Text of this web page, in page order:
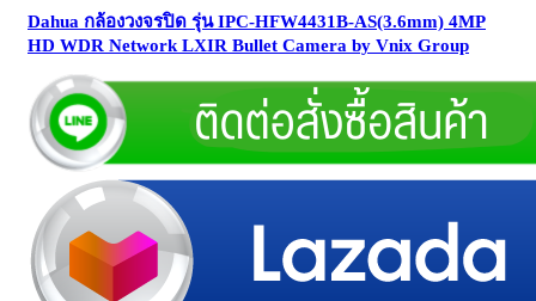
Dahua กล้องวงจรปิด รุ่น IPC-HFW4431B-AS(3.6mm) 4MP
HD WDR Network LXIR Bullet Camera by Vnix Group